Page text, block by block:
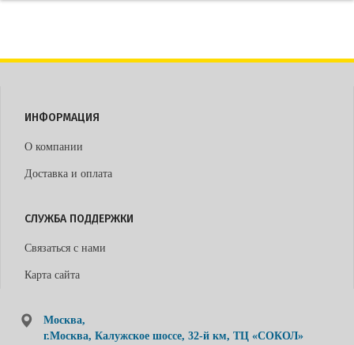
ИНФОРМАЦИЯ
О компании
Доставка и оплата
СЛУЖБА ПОДДЕРЖКИ
Связаться с нами
Карта сайта
Москва,
г.Москва, Калужское шоссе, 32-й км, ТЦ «СОКОЛ»